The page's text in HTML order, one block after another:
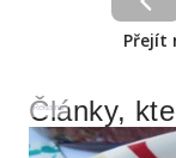
Přejít
Reklama
Články,